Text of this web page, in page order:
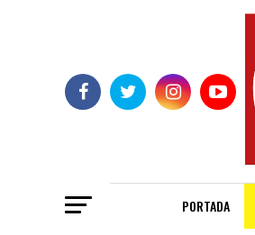
PORTADA